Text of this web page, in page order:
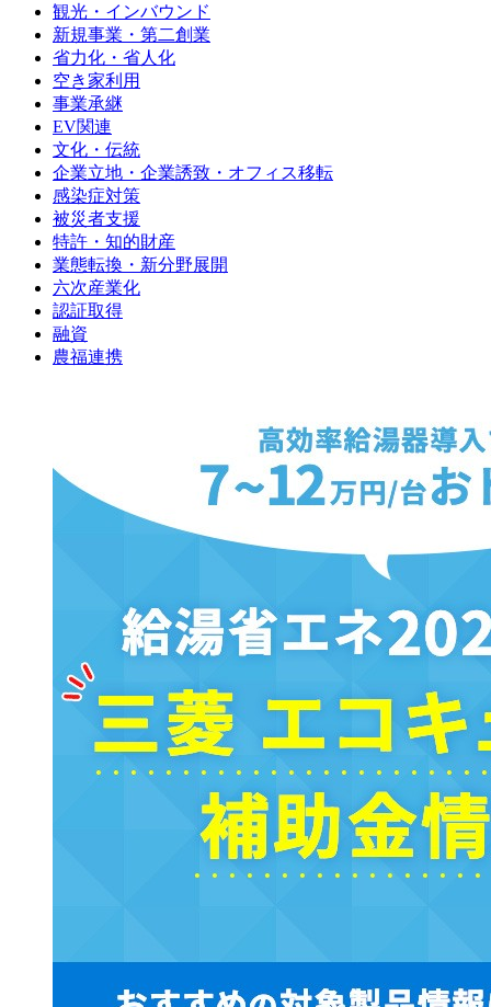
観光・インバウンド
新規事業・第二創業
省力化・省人化
空き家利用
事業承継
EV関連
文化・伝統
企業立地・企業誘致・オフィス移転
感染症対策
被災者支援
特許・知的財産
業態転換・新分野展開
六次産業化
認証取得
融資
農福連携